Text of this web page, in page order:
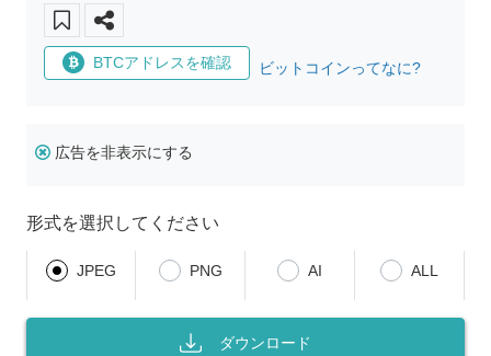
BTCアドレスを確認 ビットコインってなに?
広告を非表示にする
形式を選択してください
JPEG PNG AI ALL
ダウンロード